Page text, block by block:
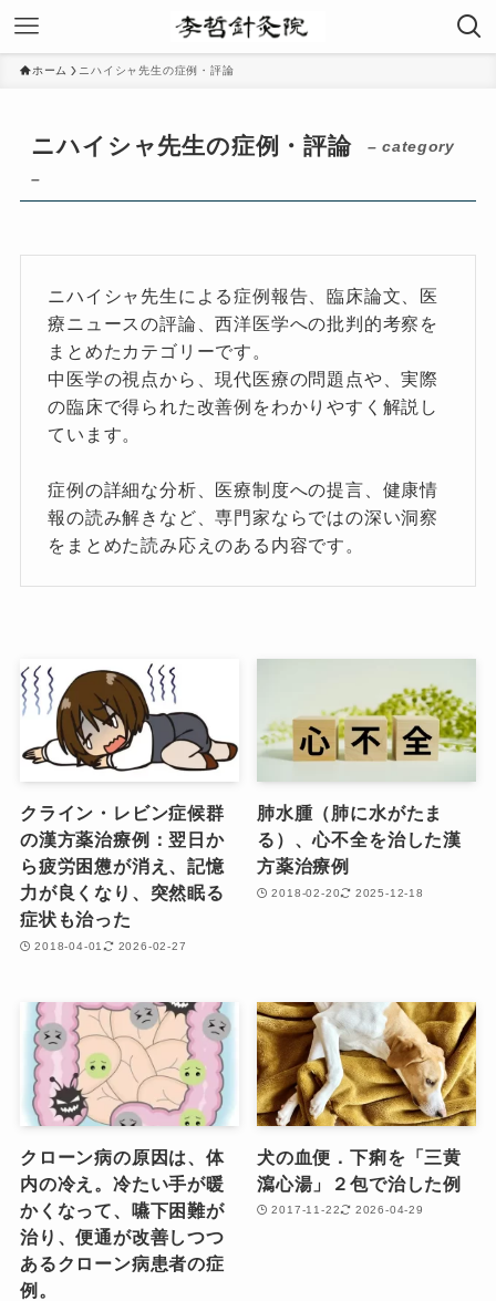
ホーム ニハイシャ先生の症例・評論
ニハイシャ先生の症例・評論
– category
–
ニハイシャ先生による症例報告、臨床論文、医
療ニュースの評論、西洋医学への批判的考察を
まとめたカテゴリーです。
中医学の視点から、現代医療の問題点や、実際
の臨床で得られた改善例をわかりやすく解説し
ています。
症例の詳細な分析、医療制度への提言、健康情
報の読み解きなど、専門家ならではの深い洞察
をまとめた読み応えのある内容です。
クライン・レビン症候群
の漢方薬治療例：翌日か
ら疲労困憊が消え、記憶
力が良くなり、突然眠る
症状も治った
2018-04-01 2026-02-27
肺水腫（肺に水がたま
る）、心不全を治した漢
方薬治療例
2018-02-20 2025-12-18
クローン病の原因は、体
内の冷え。冷たい手が暖
かくなって、嚥下困難が
治り、便通が改善しつつ
あるクローン病患者の症
例。
犬の血便．下痢を「三黄
瀉心湯」２包で治した例
2017-11-22 2026-04-29